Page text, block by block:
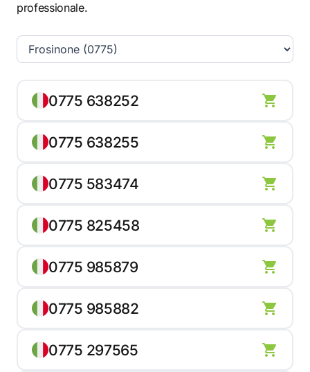
professionale.
0775 638252
0775 638255
0775 583474
0775 825458
0775 985879
0775 985882
0775 297565